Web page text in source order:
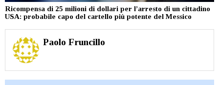
Ricompensa di 25 milioni di dollari per l’arresto di un cittadino
USA: probabile capo del cartello più potente del Messico
Paolo Fruncillo